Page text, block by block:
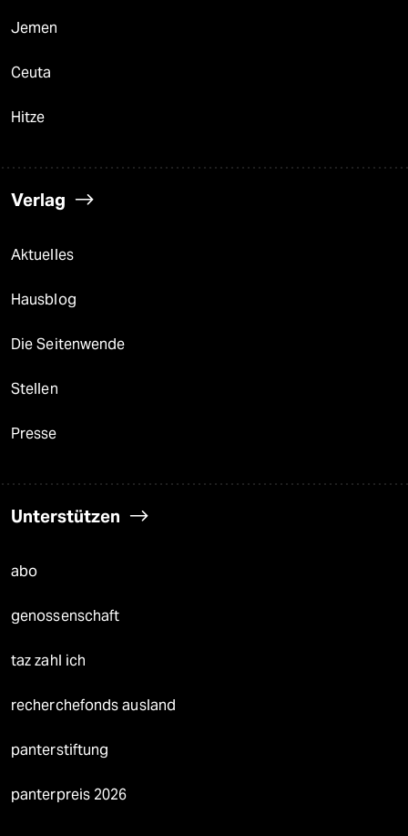
Jemen
Ceuta
Hitze
Verlag
Aktuelles
Hausblog
Die Seitenwende
Stellen
Presse
Unterstützen
abo
genossenschaft
taz zahl ich
recherchefonds ausland
panterstiftung
panterpreis 2026